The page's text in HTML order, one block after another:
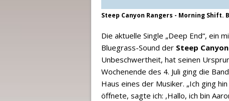
Steep Canyon Rangers - Morning Shift.
Die aktuelle Single „Deep End“, ein
Bluegrass-Sound der Steep
Unbeschwertheit, hat seinen
Wochenende des 4. Juli ging die
Haus eines der Musiker. „Ich ging
öffnete, sagte ich: ‚Hallo, ich bin